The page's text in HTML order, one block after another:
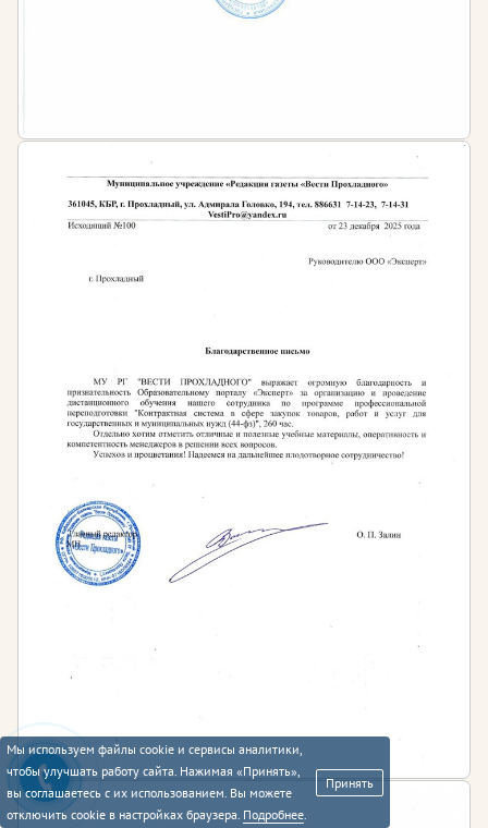
Мы используем файлы cookie и сервисы аналитики,
чтобы улучшать работу сайта. Нажимая «Принять»,
вы соглашаетесь с их использованием. Вы можете
отключить cookie в настройках браузера. Подробнее.
Принять